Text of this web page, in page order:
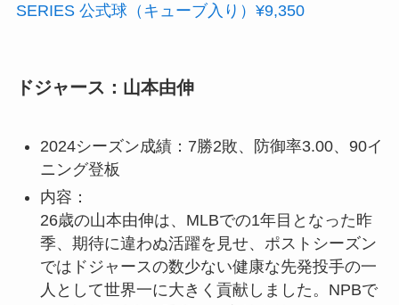
SERIES 公式球（キューブ入り）¥9,350
ドジャース：山本由伸
2024シーズン成績：7勝2敗、防御率3.00、90イ
ニング登板
内容：
26歳の山本由伸は、MLBでの1年目となった昨
季、期待に違わぬ活躍を見せ、ポストシーズン
ではドジャースの数少ない健康な先発投手の一
人として世界一に大きく貢献しました。NPBで